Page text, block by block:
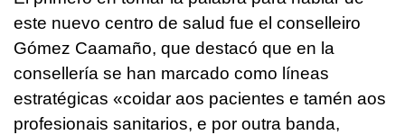
este nuevo centro de salud fue el conselleiro
Gómez Caamaño, que destacó que en la
consellería se han marcado como líneas
estratégicas «coidar aos pacientes e tamén aos
profesionais sanitarios, e por outra banda,